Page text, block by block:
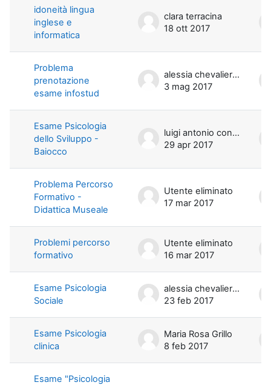
idoneità lingua
inglese e
informatica
clara terracina
18 ott 2017
Problema
prenotazione
esame infostud
alessia chevalier di miceli
3 mag 2017
Esame Psicologia
dello Sviluppo -
Baiocco
luigi antonio conte
29 apr 2017
Problema Percorso
Formativo -
Didattica Museale
Utente eliminato
17 mar 2017
Problemi percorso
formativo
Utente eliminato
16 mar 2017
Esame Psicologia
Sociale
alessia chevalier di miceli
23 feb 2017
Esame Psicologia
clinica
Maria Rosa Grillo
8 feb 2017
Esame "Psicologia